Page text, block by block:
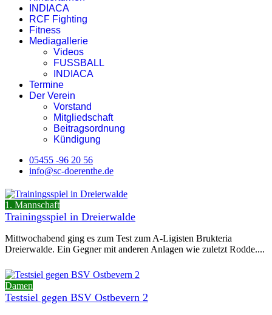
INDIACA
RCF Fighting
Fitness
Mediagallerie
Videos
FUSSBALL
INDIACA
Termine
Der Verein
Vorstand
Mitgliedschaft
Beitragsordnung
Kündigung
05455 -96 20 56
info@sc-doerenthe.de
1. Mannschaft
Trainingsspiel in Dreierwalde
Mittwochabend ging es zum Test zum A-Ligisten Brukteria
Dreierwalde. Ein Gegner mit anderen Anlagen wie zuletzt Rodde....
Damen
Testsiel gegen BSV Ostbevern 2